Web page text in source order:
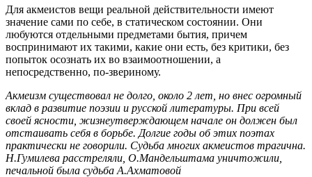
Для акмеистов вещи реальной действительности имеют
значение сами по себе, в статическом состоянии. Они
любуются отдельными предметами бытия, причем
воспринимают их такими, какие они есть, без критики, без
попыток осознать их во взаимоотношении, а
непосредственно, по-звериному.
Акмеизм существовал не долго, около 2 лет, но внес огромный
вклад в развитие поэзии и русской литературы. При всей
своей ясности, жизнеутверждающем начале он должен был
отстаивать себя в борьбе. Долгие годы об этих поэтах
практически не говорили. Судьба многих акмеистов трагична.
Н.Гумилева расстреляли, О.Мандельштама уничтожили,
печальной была судьба А.Ахматовой